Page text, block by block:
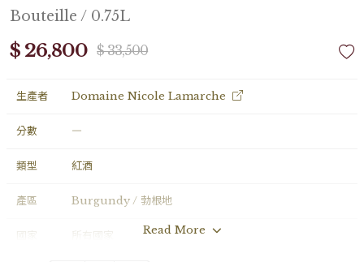
Bouteille / 0.75L
$ 26,800 $ 33,500
生產者 Domaine Nicole Lamarche
分數 ―
類型 紅酒
產區 Burgundy / 勃根地
國家 所有國家 Read More